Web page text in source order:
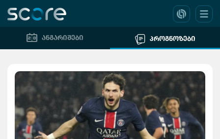
ანგარიშები პროგნოზები